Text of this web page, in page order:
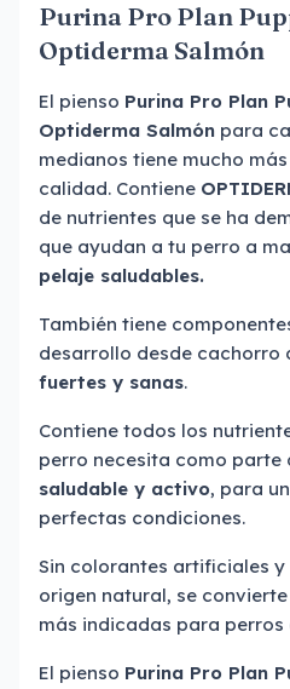
Purina Pro Plan
Optiderma Salmón
El pienso Purina Pro Plan
Optiderma Salmón para
medianos tiene mucho
calidad. Contiene
de nutrientes que se ha
que ayudan a tu perro a
pelaje saludables.
También tiene
desarrollo desde cachorro
fuertes y sanas.
Contiene todos los
perro necesita como parte
saludable y activo, para
perfectas condiciones.
Sin colorantes artificiales
origen natural, se
más indicadas para perros
El pienso Purina Pro Plan